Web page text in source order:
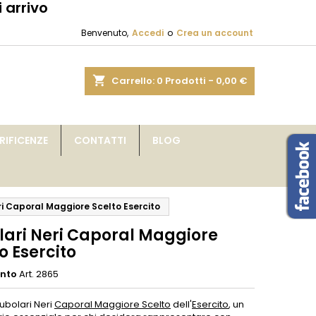
arrivo
Benvenuto, Accedi o Crea un account
shopping_cart Carrello: 0 Prodotti - 0,00 €
CONTATTI BLOG
Caporal Maggiore Scelto Esercito
Neri Caporal Maggiore
Esercito
Art. 2865
Neri Caporal Maggiore Scelto dell'Esercito, un